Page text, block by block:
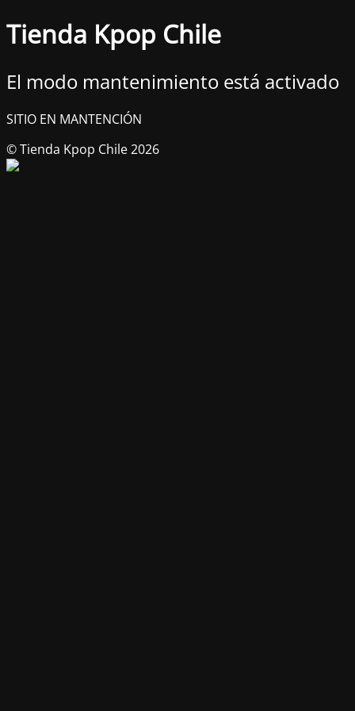
Tienda Kpop Chile
El modo mantenimiento está activado
SITIO EN MANTENCIÓN
© Tienda Kpop Chile 2026